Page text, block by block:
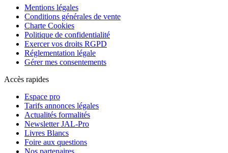
Mentions légales
Conditions générales de vente
Charte Cookies
Politique de confidentialité
Exercer vos droits RGPD
Réglementation légale
Gérer mes consentements
Accès rapides
Espace pro
Tarifs annonces légales
Actualités formalités
Newsletter JAL-Pro
Livres Blancs
Foire aux questions
Nos partenaires